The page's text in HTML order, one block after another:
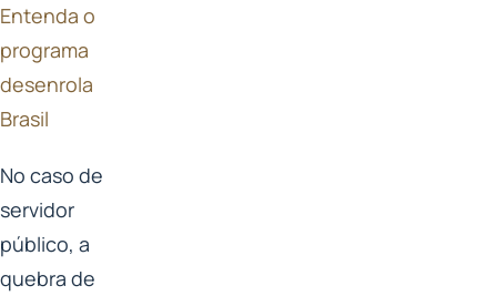
Entenda o
programa
desenrola
Brasil
No caso de
servidor
público, a
quebra de